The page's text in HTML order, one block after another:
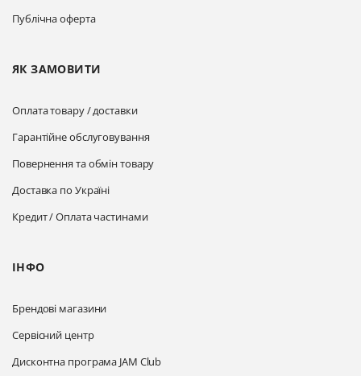
Публічна оферта
ЯК ЗАМОВИТИ
Оплата товару / доставки
Гарантійне обслуговування
Повернення та обмін товару
Доставка по Україні
Кредит / Оплата частинами
ІНФО
Брендові магазини
Сервісний центр
Дисконтна програма JAM Club